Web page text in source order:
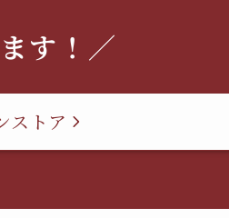
す！／
ストア